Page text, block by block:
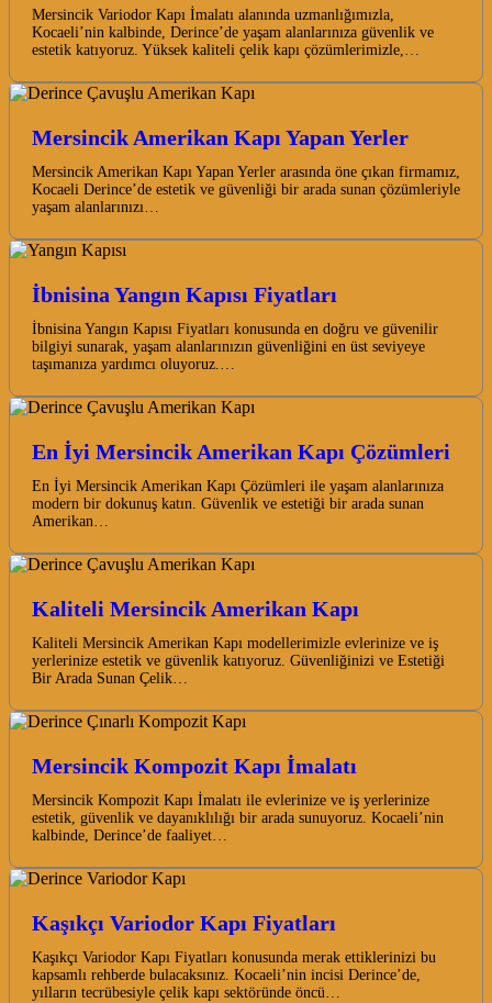
Mersincik Variodor Kapı İmalatı alanında uzmanlığımızla,
Kocaeli’nin kalbinde, Derince’de yaşam alanlarınıza güvenlik ve
estetik katıyoruz. Yüksek kaliteli çelik kapı çözümlerimizle,…
Mersincik Amerikan Kapı Yapan Yerler
Mersincik Amerikan Kapı Yapan Yerler arasında öne çıkan firmamız,
Kocaeli Derince’de estetik ve güvenliği bir arada sunan çözümleriyle
yaşam alanlarınızı…
İbnisina Yangın Kapısı Fiyatları
İbnisina Yangın Kapısı Fiyatları konusunda en doğru ve güvenilir
bilgiyi sunarak, yaşam alanlarınızın güvenliğini en üst seviyeye
taşımanıza yardımcı oluyoruz.…
En İyi Mersincik Amerikan Kapı Çözümleri
En İyi Mersincik Amerikan Kapı Çözümleri ile yaşam alanlarınıza
modern bir dokunuş katın. Güvenlik ve estetiği bir arada sunan
Amerikan…
Kaliteli Mersincik Amerikan Kapı
Kaliteli Mersincik Amerikan Kapı modellerimizle evlerinize ve iş
yerlerinize estetik ve güvenlik katıyoruz. Güvenliğinizi ve Estetiği
Bir Arada Sunan Çelik…
Mersincik Kompozit Kapı İmalatı
Mersincik Kompozit Kapı İmalatı ile evlerinize ve iş yerlerinize
estetik, güvenlik ve dayanıklılığı bir arada sunuyoruz. Kocaeli’nin
kalbinde, Derince’de faaliyet…
Kaşıkçı Variodor Kapı Fiyatları
Kaşıkçı Variodor Kapı Fiyatları konusunda merak ettiklerinizi bu
kapsamlı rehberde bulacaksınız. Kocaeli’nin incisi Derince’de,
yılların tecrübesiyle çelik kapı sektöründe öncü…